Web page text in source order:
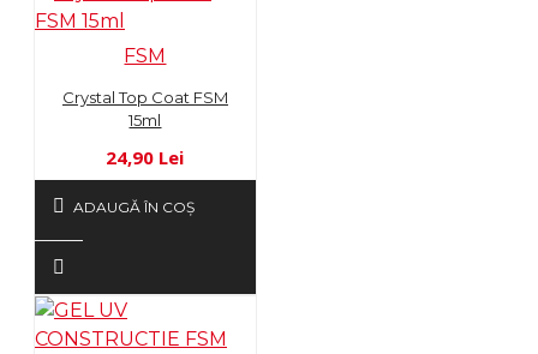
FSM
Crystal Top Coat FSM
15ml
24,90 Lei
ADAUGĂ ÎN COŞ